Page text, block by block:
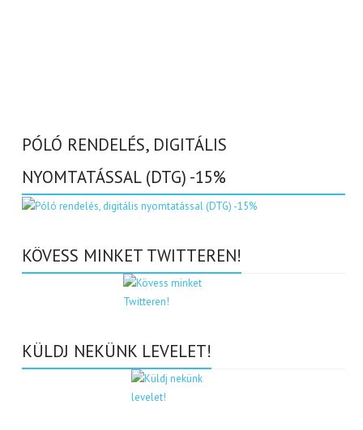
PÓLÓ RENDELÉS, DIGITÁLIS
NYOMTATÁSSAL (DTG) -15%
KÖVESS MINKET TWITTEREN!
KÜLDJ NEKÜNK LEVELET!